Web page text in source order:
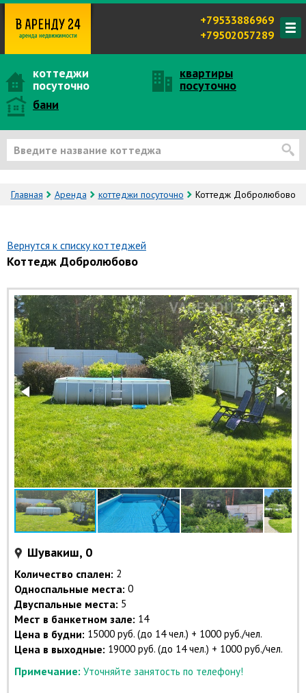
+79533886969
+79502057289
коттеджи
посуточно
квартиры
посуточно
бани
Главная Аренда коттеджи посуточно Коттедж Добролюбово
Вернутся к списку коттеджей
Коттедж Добролюбово
Шувакиш, 0
Количество спален: 2
Односпальные места: 0
Двуспальные места: 5
Мест в банкетном зале: 14
Цена в будни: 15000 руб. (до 14 чел.) + 1000 руб./чел.
Цена в выходные: 19000 руб. (до 14 чел.) + 1000 руб./чел.
Примечание: Уточняйте занятость по телефону!